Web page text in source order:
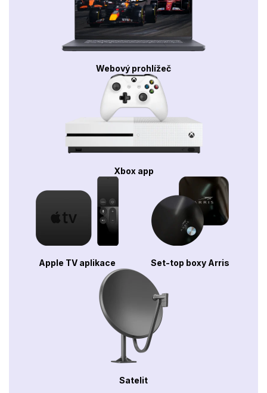
Webový prohlížeč
Xbox app
Apple TV aplikace Set-top boxy Arris
Satelit